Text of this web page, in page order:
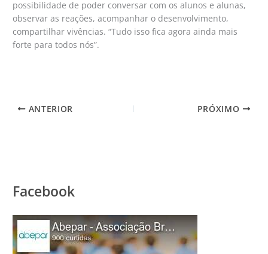
possibilidade de poder conversar com os alunos e alunas,
observar as reações, acompanhar o desenvolvimento,
compartilhar vivências. “Tudo isso fica agora ainda mais
forte para todos nós”.
ANTERIOR PRÓXIMO
Facebook